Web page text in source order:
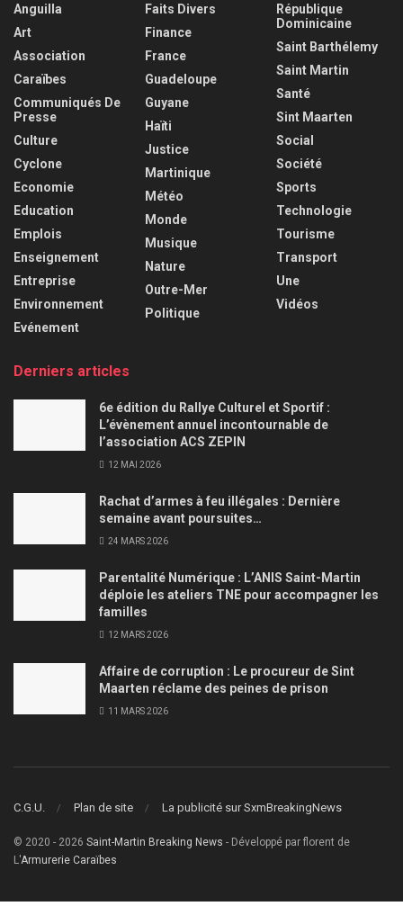
Anguilla
Art
Association
Caraïbes
Communiqués De
Presse
Culture
Cyclone
Economie
Education
Emplois
Enseignement
Entreprise
Environnement
Evénement
Faits Divers
Finance
France
Guadeloupe
Guyane
Haïti
Justice
Martinique
Météo
Monde
Musique
Nature
Outre-Mer
Politique
République
Dominicaine
Saint Barthélemy
Saint Martin
Santé
Sint Maarten
Social
Société
Sports
Technologie
Tourisme
Transport
Une
Vidéos
Derniers articles
6e édition du Rallye Culturel et Sportif :
L’évènement annuel incontournable de
l’association ACS ZEPIN
12 MAI 2026
Rachat d’armes à feu illégales : Dernière
semaine avant poursuites…
24 MARS 2026
Parentalité Numérique : L’ANIS Saint-Martin
déploie les ateliers TNE pour accompagner les
familles
12 MARS 2026
Affaire de corruption : Le procureur de Sint
Maarten réclame des peines de prison
11 MARS 2026
C.G.U. Plan de site La publicité sur SxmBreakingNews
© 2020 - 2026 Saint-Martin Breaking News - Développé par florent de
L'Armurerie Caraïbes